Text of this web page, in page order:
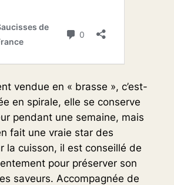
vendue en « brasse », c’est-
en spirale, elle se conserve
pendant une semaine, mais
fait une vraie star des
la cuisson, il est conseillé de
pour préserver son
saveurs. Accompagnée de